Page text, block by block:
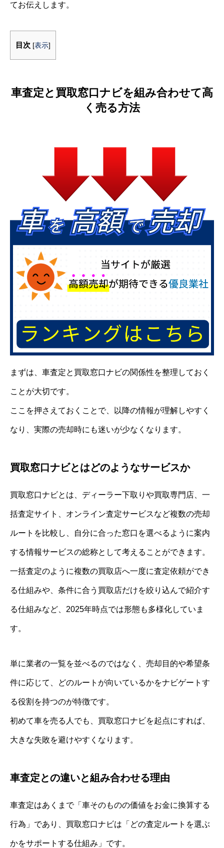
てお伝えします。
目次 [表示]
車査定と買取窓口ナビを組み合わせて高
く売る方法
まずは、車査定と買取窓口ナビの関係性を整理しておく
ことが大切です。
ここを押さえておくことで、以降の情報が理解しやすく
なり、実際の売却時にも迷いが少なくなります。
買取窓口ナビとはどのようなサービスか
買取窓口ナビとは、ディーラー下取りや買取専門店、一
括査定サイト、オンライン査定サービスなど複数の売却
ルートを比較し、自分に合った窓口を選べるように案内
する情報サービスの総称として考えることができます。
一括査定のように複数の買取店へ一度に査定依頼ができ
る仕組みや、条件に合う買取店だけを絞り込んで紹介す
る仕組みなど、2025年時点では形態も多様化していま
す。
単に業者の一覧を並べるのではなく、売却目的や希望条
件に応じて、どのルートが向いているかをナビゲートす
る役割を持つのが特徴です。
初めて車を売る人でも、買取窓口ナビを起点にすれば、
大きな失敗を避けやすくなります。
車査定との違いと組み合わせる理由
車査定はあくまで「車そのものの価値をお金に換算する
行為」であり、買取窓口ナビは「どの査定ルートを選ぶ
かをサポートする仕組み」です。